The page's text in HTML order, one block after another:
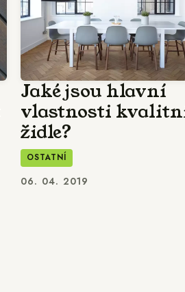
Jaké jsou hlavní
vlastnosti
židle?
OSTATNÍ
06. 04. 2019